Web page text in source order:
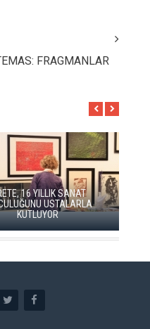
FRAGMANLAR
PİRİM İLE ŞEREFİYE
"DÜN İLE BUGÜN"
SERGİSİ